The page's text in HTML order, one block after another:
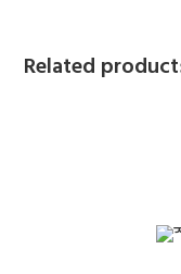
Related